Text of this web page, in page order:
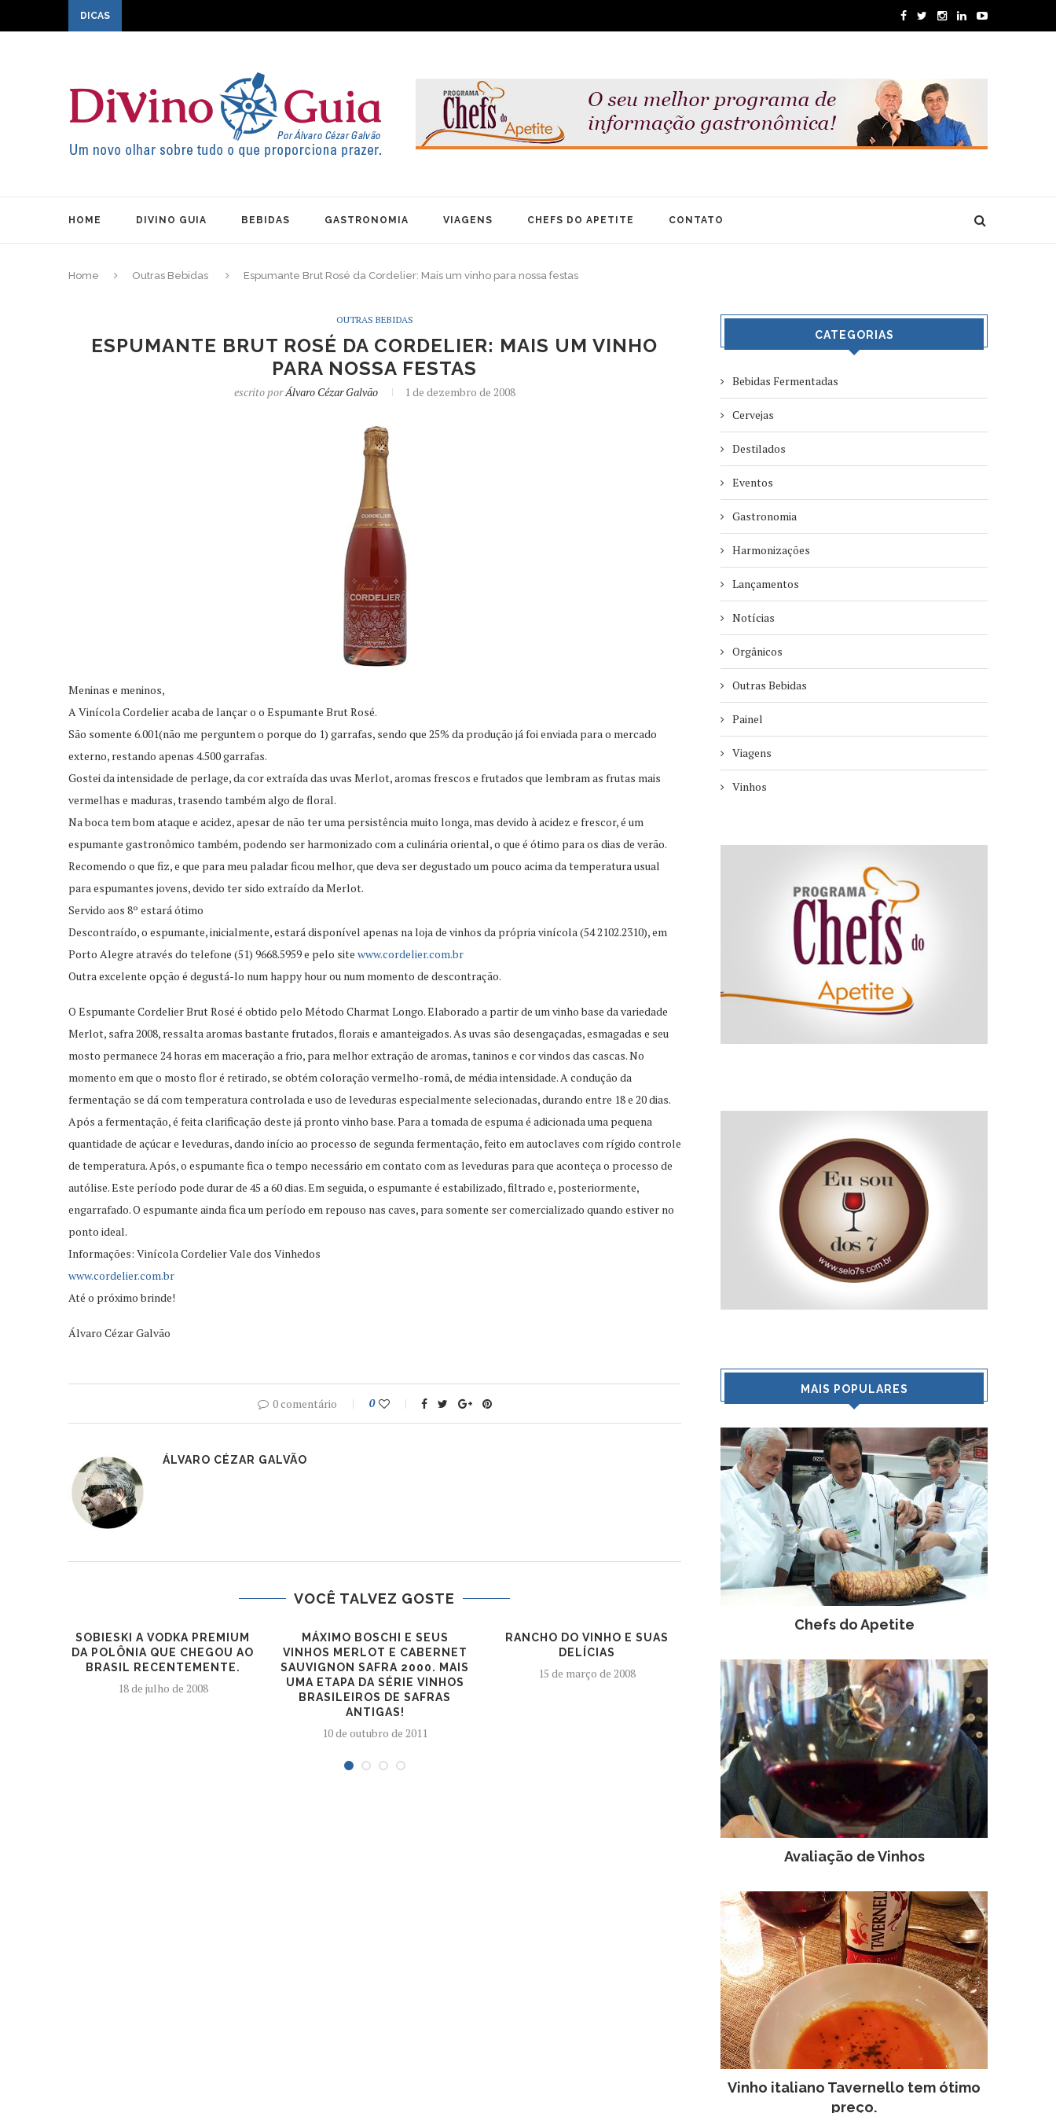
DICAS
HOME DIVINO GUIA BEBIDAS GASTRONOMIA VIAGENS CHEFS DO APETITE CONTATO
Home Outras Bebidas Espumante Brut Rosé da Cordelier: Mais um vinho para nossa festas
OUTRAS BEBIDAS
ESPUMANTE BRUT ROSÉ DA CORDELIER: MAIS UM VINHO
PARA NOSSA FESTAS
escrito porÁlvaro Cézar Galvão 1 de dezembro de 2008
Meninas e meninos,
A Vinícola Cordelier acaba de lançar o o Espumante Brut Rosé.
São somente 6.001(não me perguntem o porque do 1) garrafas, sendo que 25% da produção já foi enviada para o mercado
externo, restando apenas 4.500 garrafas.
Gostei da intensidade de perlage, da cor extraída das uvas Merlot, aromas frescos e frutados que lembram as frutas mais
vermelhas e maduras, trasendo também algo de floral.
Na boca tem bom ataque e acidez, apesar de não ter uma persistência muito longa, mas devido à acidez e frescor, é um
espumante gastronômico também, podendo ser harmonizado com a culinária oriental, o que é ótimo para os dias de verão.
Recomendo o que fiz, e que para meu paladar ficou melhor, que deva ser degustado um pouco acima da temperatura usual
para espumantes jovens, devido ter sido extraído da Merlot.
Servido aos 8º estará ótimo
Descontraído, o espumante, inicialmente, estará disponível apenas na loja de vinhos da própria vinícola (54 2102.2310), em
Porto Alegre através do telefone (51) 9668.5959 e pelo site www.cordelier.com.br
Outra excelente opção é degustá-lo num happy hour ou num momento de descontração.
O Espumante Cordelier Brut Rosé é obtido pelo Método Charmat Longo. Elaborado a partir de um vinho base da variedade
Merlot, safra 2008, ressalta aromas bastante frutados, florais e amanteigados. As uvas são desengaçadas, esmagadas e seu
mosto permanece 24 horas em maceração a frio, para melhor extração de aromas, taninos e cor vindos das cascas. No
momento em que o mosto flor é retirado, se obtém coloração vermelho-romã, de média intensidade. A condução da
fermentação se dá com temperatura controlada e uso de leveduras especialmente selecionadas, durando entre 18 e 20 dias.
Após a fermentação, é feita clarificação deste já pronto vinho base. Para a tomada de espuma é adicionada uma pequena
quantidade de açúcar e leveduras, dando início ao processo de segunda fermentação, feito em autoclaves com rígido controle
de temperatura. Após, o espumante fica o tempo necessário em contato com as leveduras para que aconteça o processo de
autólise. Este período pode durar de 45 a 60 dias. Em seguida, o espumante é estabilizado, filtrado e, posteriormente,
engarrafado. O espumante ainda fica um período em repouso nas caves, para somente ser comercializado quando estiver no
ponto ideal.
Informações: Vinícola Cordelier Vale dos Vinhedos
www.cordelier.com.br
Até o próximo brinde!
Álvaro Cézar Galvão
0 comentário 0
ÁLVARO CÉZAR GALVÃO
VOCÊ TALVEZ GOSTE
SOBIESKI A VODKA PREMIUM
DA POLÔNIA QUE CHEGOU AO
BRASIL RECENTEMENTE.
18 de julho de 2008
MÁXIMO BOSCHI E SEUS
VINHOS MERLOT E CABERNET
SAUVIGNON SAFRA 2000. MAIS
UMA ETAPA DA SÉRIE VINHOS
BRASILEIROS DE SAFRAS
ANTIGAS!
10 de outubro de 2011
RANCHO DO VINHO E SUAS
DELÍCIAS
15 de março de 2008
19 de março de 2012
BADEN
10 de março de
CATEGORIAS
Bebidas Fermentadas
Cervejas
Destilados
Eventos
Gastronomia
Harmonizações
Lançamentos
Notícias
Orgânicos
Outras Bebidas
Painel
Viagens
Vinhos
MAIS POPULARES
Chefs do Apetite
Avaliação de Vinhos
Vinho italiano Tavernello tem ótimo
preço.